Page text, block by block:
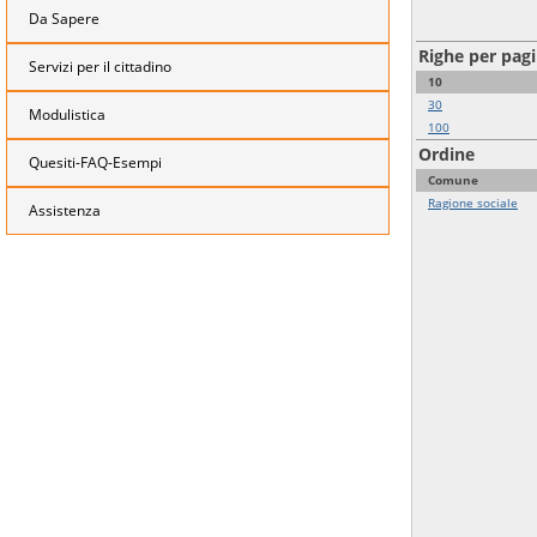
Da Sapere
Servizi per il cittadino
Modulistica
Quesiti-FAQ-Esempi
Assistenza
Righe per
10
30
100
Ordine
Comune
Ragione sociale